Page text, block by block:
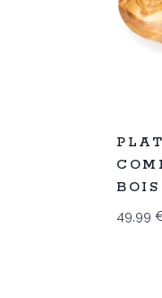
Promo
49,99